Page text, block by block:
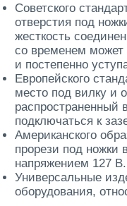
Советского
отверстия под
жесткость
со временем может
и постепенно
Европейского
место под вилку и
распространенный
подключаться к
Американского
прорези под ножки
напряжением 127
Универсальные
оборудования,